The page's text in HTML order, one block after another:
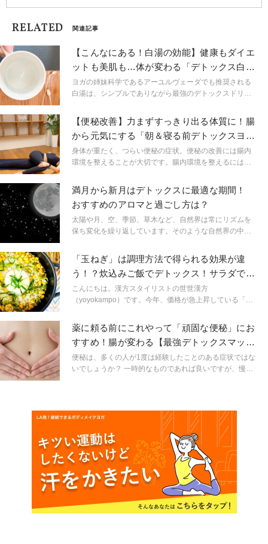
RELATED 関連記事
【こんなにある！白湯の効能】健康もダイエ
ットも美肌も…体が変わる「デトックス白
湯」作り方ポイント
ヨガの姉妹科学であるアーユルヴェーダでも推奨される
白湯は、シンプルでありながら最強のデトックスドリン
て、白湯は調和のとれた飲み物であると言われていま
す。美容のプロや人気モデルが生活に取り入れているこ
とも多く、美容・健康に嬉しい効果が盛りだくさん。ぜ
ひ試してみてくださいね。
【便秘改善】力まずすっきり出る体質に！腸
から元気にする「朝＆寝る前デトックスヨ
ガ」
身体が重たく、つらい便秘の症状。便秘の改善には腸内
環境を整えることが大切です。腸内環境を整えるには、
ています。そんな便秘の症状を改善するのに効果的なデ
トックスヨガをご紹介します。短時間で簡単に行えます
ので、是非一緒に行ってみてくださいね。
満月から新月はデトックスに最適な期間！
おすすめのアロマと過ごし方は？
太陽や月、空、季節、草木など、自然界は常にリズムを
保ち変化を繰り返しています。そのような自然界の中
らこそ私たちの生活は豊かになり、日々変化があるので
す。今回は、自然の原理のひとつである「月の満ち欠
け」と関連したヨガについてご紹介します！ 今週の2月
20日（水）は満月なので、ぜひここで紹介するデトック
ス法など取り入れてみてくださいね。
「玉ねぎ」は調理方法で得られる効果が違
う！？炊込みご飯でデトックス！サラダで血
行促進！理由は？
こんにちは。漢方スタイリストの世世漢方
（yoyokampo）です。今年、価格が急上昇している「玉
があるなら、栄養や効能をしっかり理解して食べた方
が、ちょっとお得な感じがしませんか？？それを理解し
たうえで、生がいいのか、加熱調理したほうがいいの
か、自分の体調に合わせて調理方法を選んでみてくださ
い。
薬に頼る前にこれやって「頑固な便秘」にお
すすめ！腸が変わる【最強デトックスマッサ
ージ】
便秘は、多くの人が1度は経験したことのある症状ではな
いでしょうか？ 一時的なものであれば良いですが、慢性
活発にするのが、最も近道です。 今回はは即効的な効果
が期待できるマッサージをご紹介します。